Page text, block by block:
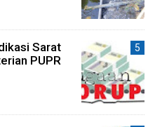
Sarat
PUPR